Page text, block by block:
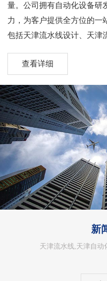
量。公司拥有自动化设备研
力，为客户提供全方位的一
包括天津流水线设计、天津
求设计和定制各种类型的流
场上享有良好的声誉。公司
念，不断追求技术创新和品
查看详细
新
天津流水线,天津自动